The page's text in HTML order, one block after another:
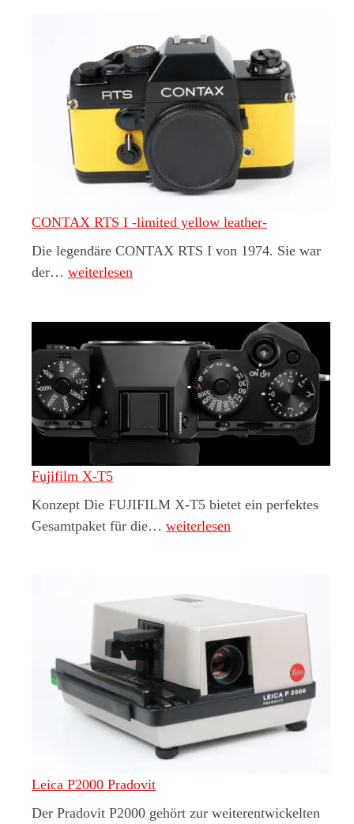
CONTAX RTS I -limited yellow leather-
Die legendäre CONTAX RTS I von 1974. Sie war
der… CONTAX RTS I -limited yellow leather-
weiterlesen
Fujifilm X-T5
Konzept Die FUJIFILM X-T5 bietet ein perfektes
Gesamtpaket für die… Fujifilm X-T5
weiterlesen
Leica P2000 Pradovit
Der Pradovit P2000 gehört zur weiterentwickelten